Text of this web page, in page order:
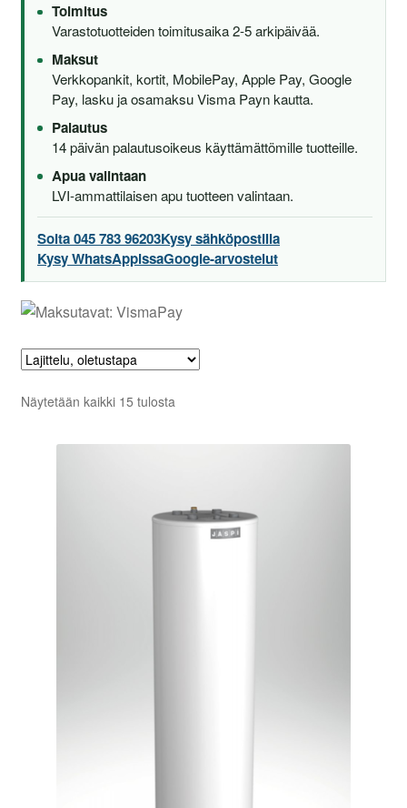
Aletuotteet
Evästekäytäntö (EU)
Toimitus
Varastotuotteiden toimitusaika 2-5 arkipäivää.
Maksut
Verkkopankit, kortit, MobilePay, Apple Pay, Google
Pay, lasku ja osamaksu Visma Payn kautta.
Palautus
14 päivän palautusoikeus käyttämättömille tuotteille.
Apua valintaan
LVI-ammattilaisen apu tuotteen valintaan.
Soita 045 783 96203Kysy sähköpostilla
Kysy WhatsAppissaGoogle-arvostelut
Näytetään kaikki 15 tulosta